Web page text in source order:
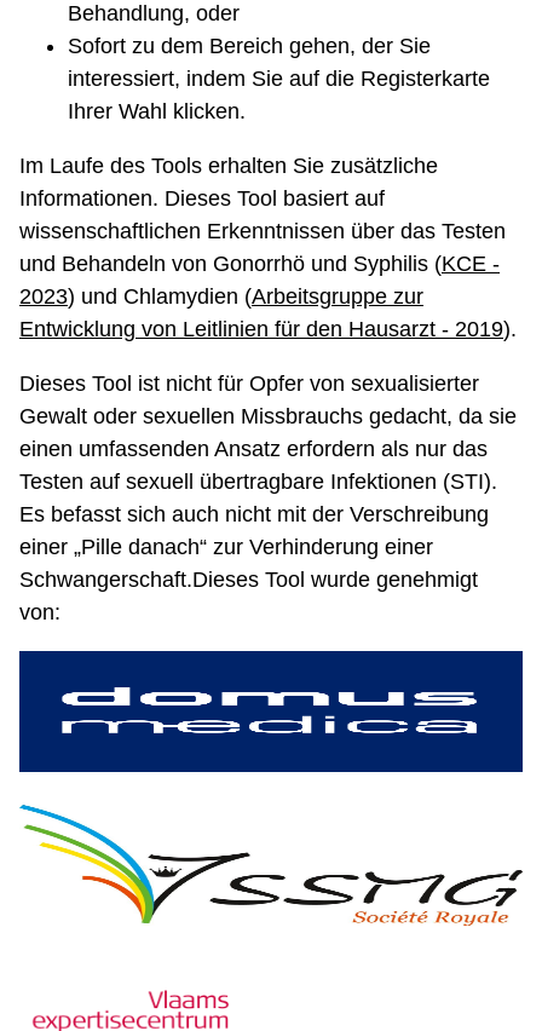
Behandlung, oder
Sofort zu dem Bereich gehen, der Sie
interessiert, indem Sie auf die Registerkarte
Ihrer Wahl klicken.
Im Laufe des Tools erhalten Sie zusätzliche
Informationen. Dieses Tool basiert auf
wissenschaftlichen Erkenntnissen über das Testen
und Behandeln von Gonorrhö und Syphilis (KCE -
2023) und Chlamydien (Arbeitsgruppe zur
Entwicklung von Leitlinien für den Hausarzt - 2019).
Dieses Tool ist nicht für Opfer von sexualisierter
Gewalt oder sexuellen Missbrauchs gedacht, da sie
einen umfassenden Ansatz erfordern als nur das
Testen auf sexuell übertragbare Infektionen (STI).
Es befasst sich auch nicht mit der Verschreibung
einer „Pille danach“ zur Verhinderung einer
Schwangerschaft.Dieses Tool wurde genehmigt
von: